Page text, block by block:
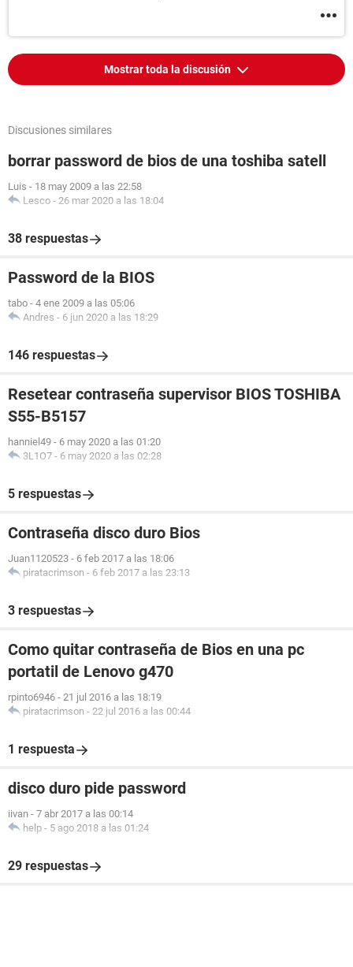
Mostrar toda la discusión
Discusiones similares
borrar password de bios de una toshiba satell
Luis - 18 may 2009 a las 22:58
Lesco - 26 mar 2020 a las 18:04
38 respuestas
Password de la BIOS
tabo - 4 ene 2009 a las 05:06
Andres - 6 jun 2020 a las 18:29
146 respuestas
Resetear contraseña supervisor BIOS TOSHIBA
S55-B5157
hanniel49 - 6 may 2020 a las 01:20
3L1O7 - 6 may 2020 a las 02:28
5 respuestas
Contraseña disco duro Bios
Juan1120523 - 6 feb 2017 a las 18:06
piratacrimson - 6 feb 2017 a las 23:13
3 respuestas
Como quitar contraseña de Bios en una pc
portatil de Lenovo g470
rpinto6946 - 21 jul 2016 a las 18:19
piratacrimson - 22 jul 2016 a las 00:44
1 respuesta
disco duro pide password
iivan - 7 abr 2017 a las 00:14
help - 5 ago 2018 a las 01:24
29 respuestas